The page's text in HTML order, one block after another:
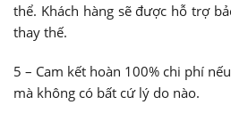
thể. Khách hàng sẽ được hỗ trợ
thay thế.
5 – Cam kết hoàn 100% chi phí
mà không có bất cứ lý do nào.